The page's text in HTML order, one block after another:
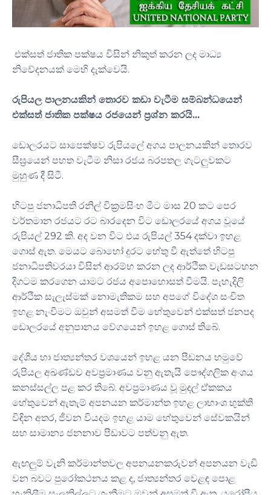
එක්සත් ජාතික පක්ෂය විසින් නිකුත් කරන ලද මාධ්‍ය
නිවේදනයක් මෙහි දැක්වෙයි.
රුපියල පාලනයකින් තොරව කඩා වැටීම සම්බන්ධයෙන්
එක්සත් ජාතික පක්ෂය රජයෙන් ප්‍රශ්න කරයි...
ඩොලරයට සාපෙක්ෂව රුපියලේ අගය පාලනයකින් තොරව
සීඝ්‍රයෙන් පහත වැටීම නිසා රජය බරපතල ගැටලුවකට
මුහුණ දී සිටී.
හිටපු ජනාධිපති රනිල් වික්‍රමසිංහ මීට මාස 20 කට පෙර
වර්තමාන රජයට රට බාරදෙන විට ඩොලරයේ අගය වූයේ
රුපියල් 292 කි. අද වන විට එය රුපියල් 354 දක්වා ඉහළ
ගොස් ඇත. මෙයට බොහෝ දුරට හේතු වී ඇත්තේ හිටපු
ජනාධිපතිවරයා විසින් ආරම්භ කරන ලද ආර්ථික වැඩසටහන
දිගටම කරගෙන යාමට රජය අපොහොසත් වීමයි. පැහැදිලි
ආර්ථික සැලැස්මක් නොමැතිකම සහ අපගේ විදේශ සංචිත
ඉහළ නැංවීමට ඔවුන් අසමත් වීම හේතුවෙන් එක්සත් ජනපද
ඩොලරයේ අනුපානය වේගයෙන් ඉහළ ගොස් තිබේ.
දේශීය හා ජාත්‍යන්තර වශයෙන් ඉහළ යන පීඩනය හමුවේ
රුපියල අඛණ්ඩව අවප්‍රමාණය වනු ඇතැයි පෞද්ගලික අංශය
කනස්සල්ල පළ කර තිබේ. අවප්‍රමාණය වූ මුදල් ඒකකය
හේතුවෙන් ඇතැම් අපනයන කර්මාන්ත ඉහළ ලාභාංශ භුක්ති
විඳින අතර, ජීවන වියදම ඉහළ යාම හේතුවෙන් සේවකයින්
සහ සාමාන්‍ය ජනනාව පීඩාවට පත්වනු ඇත.
ඇඟලුම් වැනි කර්මාන්තවල අපනයනකරුවන් අපනයන වැඩි
වන බවට පුරෝකථනය කළ ද, ජාත්‍යන්තර වෙළඳ පොළ